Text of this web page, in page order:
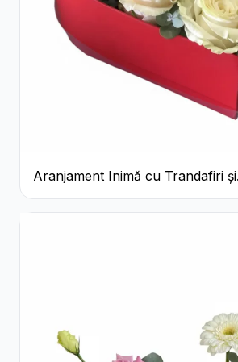
Aranjament Inimă cu Trandafiri și
Praline Ferrero